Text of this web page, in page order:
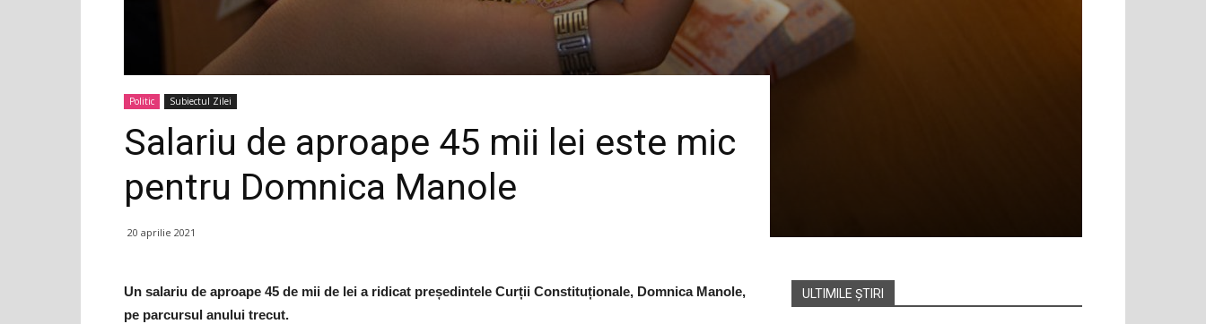
Politic Subiectul Zilei
Salariu de aproape 45 mii lei este mic
pentru Domnica Manole
20 aprilie 2021
Un salariu de aproape 45 de mii de lei a ridicat președintele Curții Constituționale, Domnica Manole,
pe parcursul anului trecut.
ULTIMILE ȘTIRI